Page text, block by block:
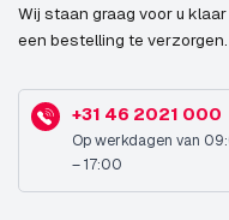
Omvang optische
sensor
Progressive scan
Lenssysteem
Wij staan graag voor u
een bestelling te verzorgen.
+31 46 2021 000
Op werkdagen van
– 17:00